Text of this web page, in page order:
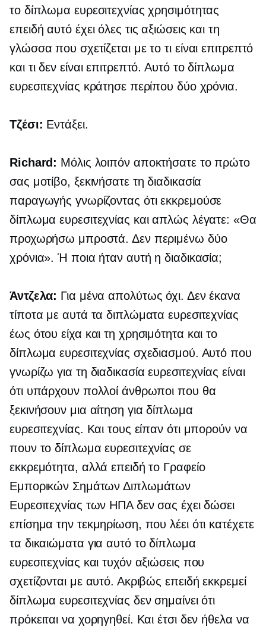
το δίπλωμα ευρεσιτεχνίας χρησιμότητας
επειδή αυτό έχει όλες τις αξιώσεις και τη
γλώσσα που σχετίζεται με το τι είναι επιτρεπτό
και τι δεν είναι επιτρεπτό. Αυτό το δίπλωμα
ευρεσιτεχνίας κράτησε περίπου δύο χρόνια.
Τζέσι: Εντάξει.
Richard: Μόλις λοιπόν αποκτήσατε το πρώτο
σας μοτίβο, ξεκινήσατε τη διαδικασία
παραγωγής γνωρίζοντας ότι εκκρεμούσε
δίπλωμα ευρεσιτεχνίας και απλώς λέγατε: «Θα
προχωρήσω μπροστά. Δεν περιμένω δύο
χρόνια». Ή ποια ήταν αυτή η διαδικασία;
Άντζελα: Για μένα απολύτως όχι. Δεν έκανα
τίποτα με αυτά τα διπλώματα ευρεσιτεχνίας
έως ότου είχα και τη χρησιμότητα και το
δίπλωμα ευρεσιτεχνίας σχεδιασμού. Αυτό που
γνωρίζω για τη διαδικασία ευρεσιτεχνίας είναι
ότι υπάρχουν πολλοί άνθρωποι που θα
ξεκινήσουν μια αίτηση για δίπλωμα
ευρεσιτεχνίας. Και τους είπαν ότι μπορούν να
πουν το δίπλωμα ευρεσιτεχνίας σε
εκκρεμότητα, αλλά επειδή το Γραφείο
Εμπορικών Σημάτων Διπλωμάτων
Ευρεσιτεχνίας των ΗΠΑ δεν σας έχει δώσει
επίσημα την τεκμηρίωση, που λέει ότι κατέχετε
τα δικαιώματα για αυτό το δίπλωμα
ευρεσιτεχνίας και τυχόν αξιώσεις που
σχετίζονται με αυτό. Ακριβώς επειδή εκκρεμεί
δίπλωμα ευρεσιτεχνίας δεν σημαίνει ότι
πρόκειται να χορηγηθεί. Και έτσι δεν ήθελα να